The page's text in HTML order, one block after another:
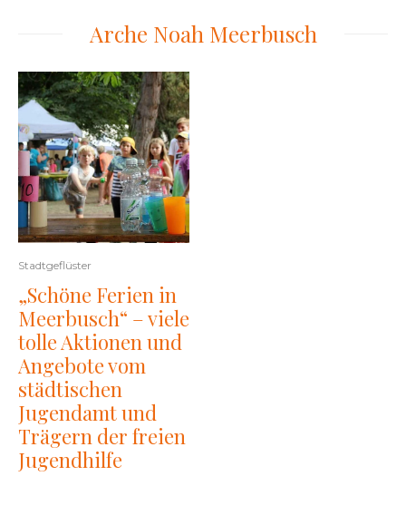
Arche Noah Meerbusch
Stadtgeflüster
„Schöne Ferien in
Meerbusch“ – viele
tolle Aktionen und
Angebote vom
städtischen
Jugendamt und
Trägern der freien
Jugendhilfe